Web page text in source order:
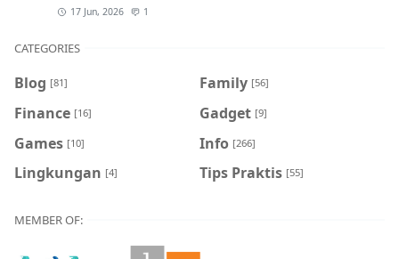
17 Jun, 2026 1
CATEGORIES
Blog [81] Family [56]
Finance [16] Gadget [9]
Games [10] Info [266]
Lingkungan [4] Tips Praktis [55]
MEMBER OF: